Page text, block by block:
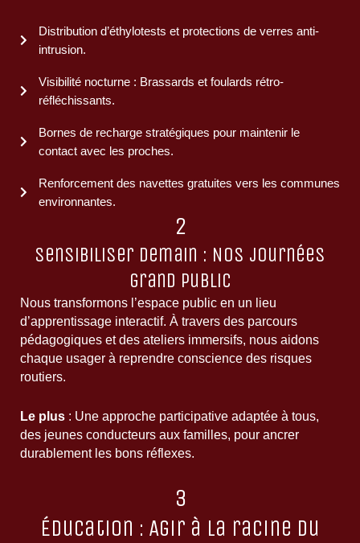
Distribution d’éthylotests et protections de verres anti-
intrusion.
Visibilité nocturne : Brassards et foulards rétro-
réfléchissants.
Bornes de recharge stratégiques pour maintenir le
contact avec les proches.
Renforcement des navettes gratuites vers les communes
environnantes.
2
Sensibiliser demain : Nos journées
grand public
Nous transformons l’espace public en un lieu
d’apprentissage interactif. À travers des parcours
pédagogiques et des ateliers immersifs, nous aidons
chaque usager à reprendre conscience des risques
routiers.
Le plus : Une approche participative adaptée à tous,
des jeunes conducteurs aux familles, pour ancrer
durablement les bons réflexes.
3
Éducation : Agir à la racine du